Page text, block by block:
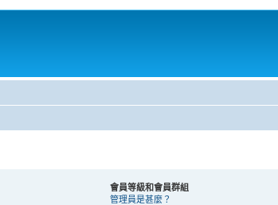
會員等級和會員群組
管理員是甚麼？